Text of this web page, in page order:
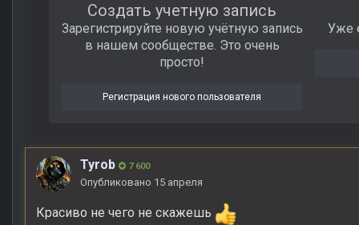
Создать учетную запись
Зарегистрируйте новую учётную запись
в нашем сообществе. Это очень
просто!
Регистрация нового пользователя
Уже
Tyrob 7 600
Опубликовано 15 апреля
Красиво не чего не скажешь